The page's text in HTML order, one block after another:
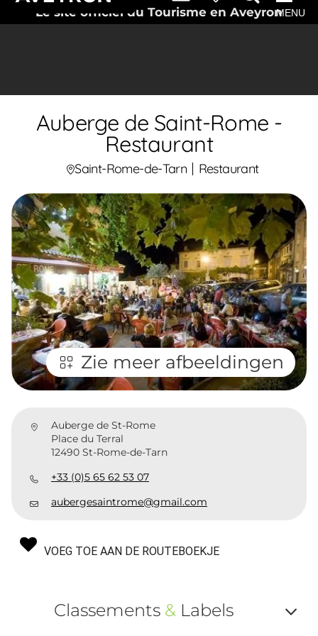
Le site officiel du Tourisme en AveyronMENU
Auberge de Saint-Rome -
Restaurant
Saint-Rome-de-Tarn Restaurant
Zie meer afbeeldingen
Auberge de St-Rome
Place du Terral
12490 St-Rome-de-Tarn
+33 (0)5 65 62 53 07
aubergesaintrome@gmail.com
VOEG TOE AAN DE ROUTEBOEKJE
Classements & Labels